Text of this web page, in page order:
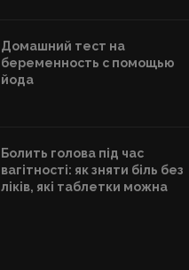
Домашний тест на
беременность с помощью
йода
Болить голова під час
вагітності: як зняти біль без
ліків, які таблетки можна